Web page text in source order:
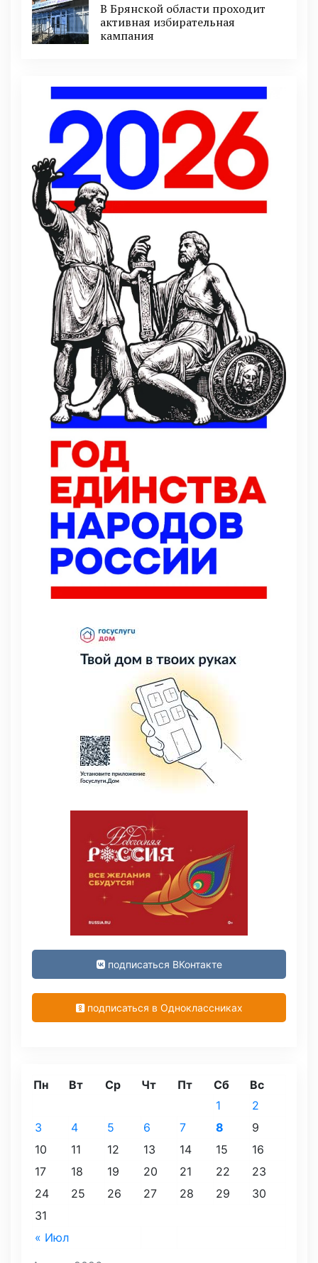
В Брянской области проходит
активная избирательная
кампания
подписаться ВКонтакте
подписаться в Одноклассниках
Пн Вт Ср Чт Пт Сб Вс
« Июл
1
2
3
4 5 6 7 8
9
10
11 12 13 14 15
16
17
18 19 20 21 22
23
24
25 26 27 28 29
30
31